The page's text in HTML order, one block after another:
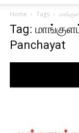
Home Tags
Tag:
Panchayat